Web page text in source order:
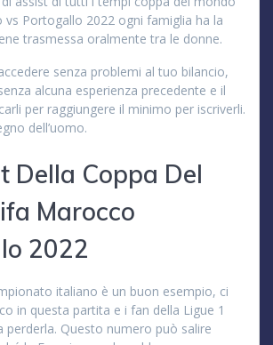
vs Portogallo 2022 ogni famiglia ha la
trasmessa oralmente tra le donne.
senza problemi al tuo bilancio,
alcuna esperienza precedente e il
per raggiungere il minimo per iscriverli.
dell’uomo.
Della Coppa Del
Marocco
2022
italiano è un buon esempio, ci
in questa partita e i fan della Ligue 1
perderla. Questo numero può salire